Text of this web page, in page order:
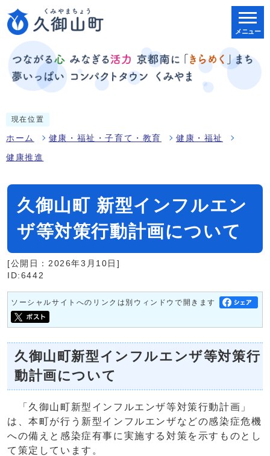
メニュー
現在位置
ホーム 健康・福祉・子育て・教育 健康・福祉
健康推進
久御山町 新型インフルエン
ザ等対策行動計画について
[公開日：2026年3月10日]
ID:6442
ソーシャルサイトへのリンクは別ウィンドウで開きます
久御山町新型インフルエンザ等対策行
動計画について
「久御山町新型インフルエンザ等対策行動計画」
は、本町が行う新型インフルエンザなどの感染症危機
への備えと感染症有事に実施する対策を示すものとし
て策定しています。